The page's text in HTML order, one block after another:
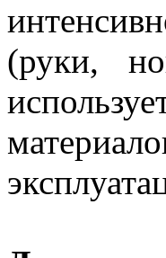
(руки,